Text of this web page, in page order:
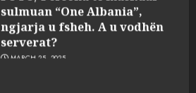
sulmuan “One Albania”,
ngjarja u fsheh. A u vodhën
serverat?
MARCH 25, 2025